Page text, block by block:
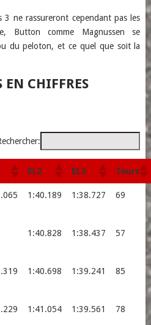
3 ne rassureront cependant pas les
Button comme Magnussen se
du peloton, et ce quel que soit la
EN CHIFFRES
EL2 EL3 Tours
1:40.189 1:38.727 69
1:40.828 1:38.437 57
1:40.698 1:39.241 85
1:41.054 1:39.561 78